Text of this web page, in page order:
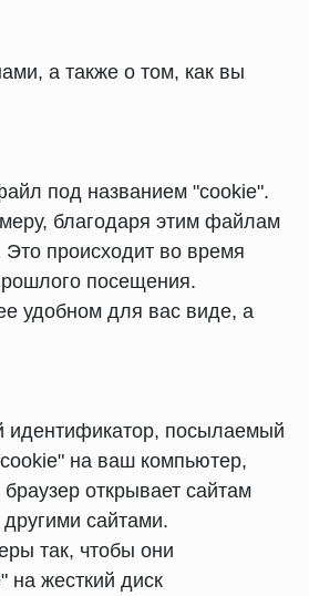
а также о том, как вы
под названием "cookie".
благодаря этим файлам
происходит во время
посещения.
удобном для вас виде, а
идентификатор, посылаемый
на ваш компьютер,
открывает сайтам
сайтами.
так, чтобы они
на жесткий диск